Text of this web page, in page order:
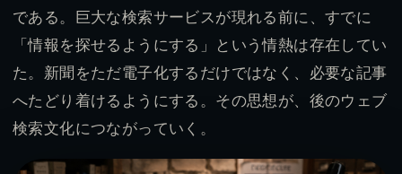
である。巨大な検索サービスが現れる前に、すでに
「情報を探せるようにする」という情熱は存在してい
た。新聞をただ電子化するだけではなく、必要な記事
へたどり着けるようにする。その思想が、後のウェブ
検索文化につながっていく。